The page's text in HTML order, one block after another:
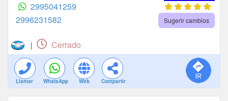
2995041259
2996231582
Sugerir cambios
| Cerrado
Llamar WhatsApp Web Compartir